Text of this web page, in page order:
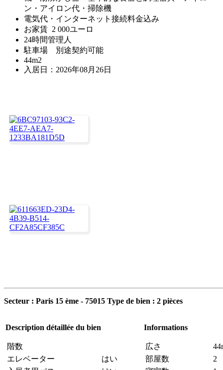
ン・アイロン代・掃除機
電気代・インターネット接続料金込み
お家賃 2 000ユーロ
24時間管理人
駐車場 別途契約可能
44m2
入居日：2026年08月26日
Secteur : Paris 15 ème - 75015 Type de bien : 2 pièces
Description détaillée du bien
階数
エレベーター
はい
Informations
広さ
部屋数
2